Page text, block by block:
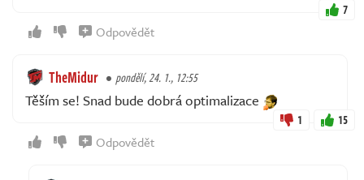
7
Odpovědět
TheMidur pondělí, 24. 1., 12:55
Těším se! Snad bude dobrá optimalizace
1 15
Odpovědět